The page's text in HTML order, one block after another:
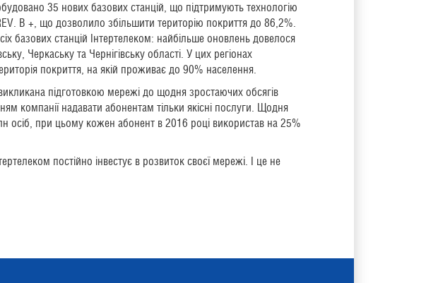
35 нових базових станцій, що підтримують технологію
B +, що дозволило збільшити територію покриття до 86,2%.
базових станцій Інтертелеком: найбільше оновлень довелося
Черкаську та Чернігівську області. У цих регіонах
покриття, на якій проживає до 90% населення.
викликана підготовкою мережі до щодня зростаючих обсягів
компанії надавати абонентам тільки якісні послуги. Щодня
осіб, при цьому кожен абонент в 2016 році використав на 25%
постійно інвестує в розвиток своєї мережі. І це не